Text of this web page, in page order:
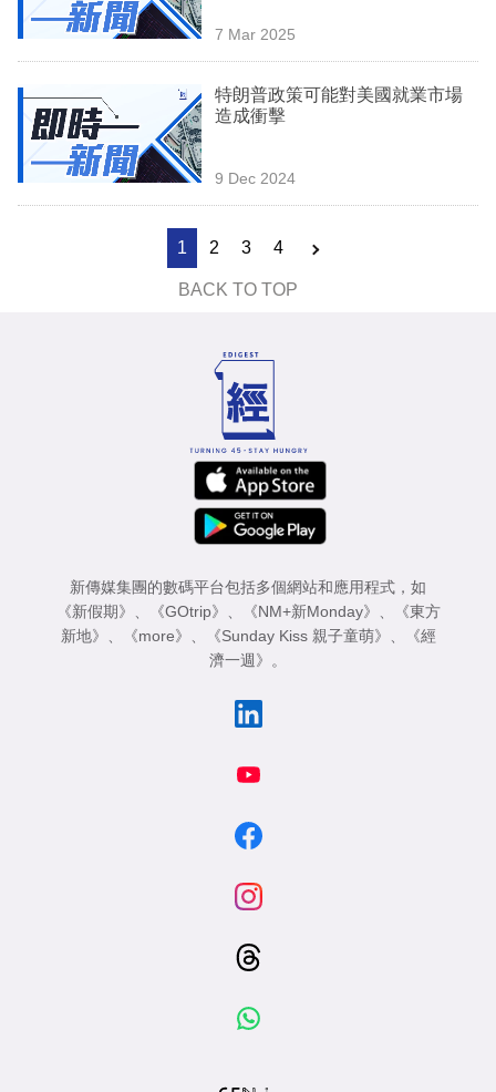
7 Mar 2025
特朗普政策可能對美國就業市場
造成衝擊
9 Dec 2024
1 2 3 4
BACK TO TOP
新傳媒集團的數碼平台包括多個網站和應用程式，如
《新假期》 、 《GOtrip》 、 《NM+新Monday》 、
《東方
新地》 、 《more》 、 《Sunday Kiss 親子童萌》 、
《經
濟一週》 。